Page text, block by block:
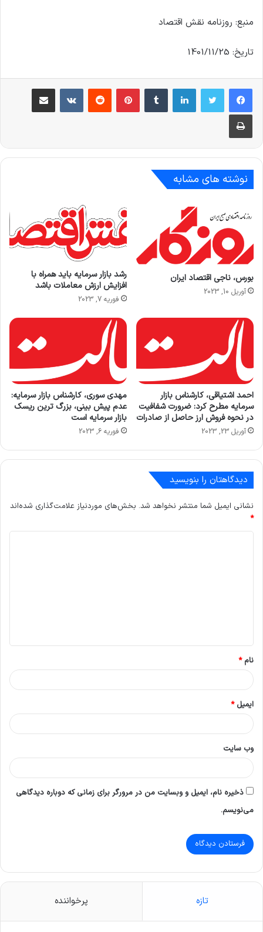
منبع: روزنامه نقش اقتصاد
تاریخ: 1401/11/25
لینکدین ‫تامبلر ‫پین‌ترست‫رددیت ‫VKontakteاشتراک گذاری از طریق ایمیل
چاپ
نوشته های مشابه
بورس، ناجی اقتصاد ایران
آوریل 10, 2023
رشد بازار سرمایه باید همراه با
افزایش ارزش معاملات باشد
فوریه 7, 2023
احمد اشتیاقی، کارشناس بازار
سرمایه مطرح کرد: ضرورت شفافیت
در نحوه فروش ارز حاصل از صادرات
آوریل 23, 2023
مهدی سوری، کارشناس بازار سرمایه:
عدم پیش بینی، بزرگ ترین ریسک
بازار سرمایه است
فوریه 6, 2023
دیدگاهتان را بنویسید
نشانی ایمیل شما منتشر نخواهد شد. بخش‌های موردنیاز علامت‌گذاری شده‌اند
*
*
نام*
ایمیل*
وب‌ سایت
ذخیره نام، ایمیل و وبسایت من در مرورگر برای زمانی که دوباره دیدگاهی
می‌نویسم.
تازه پرخواننده